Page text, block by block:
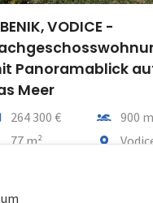
VODICE -
Panoramablick
Meer
264 300 €
900 m
77 m²